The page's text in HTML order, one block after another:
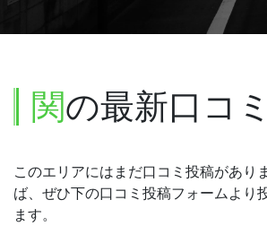
関の最新口コミ
このエリアにはまだ口コミ投稿があり
ば、ぜひ下の口コミ投稿フォームより
ます。